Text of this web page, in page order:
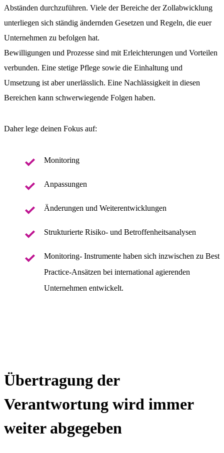
Abständen durchzuführen. Viele der Bereiche der Zollabwicklung
unterliegen sich ständig ändernden Gesetzen und Regeln, die euer
Unternehmen zu befolgen hat.
Bewilligungen und Prozesse sind mit Erleichterungen und Vorteilen
verbunden. Eine stetige Pflege sowie die Einhaltung und
Umsetzung ist aber unerlässlich. Eine Nachlässigkeit in diesen
Bereichen kann schwerwiegende Folgen haben.
Daher lege deinen Fokus auf:
Monitoring
Anpassungen
Änderungen und Weiterentwicklungen
Strukturierte Risiko- und Betroffenheitsanalysen
Monitoring- Instrumente haben sich inzwischen zu Best
Practice-Ansätzen bei international agierenden
Unternehmen entwickelt.
Übertragung der
Verantwortung wird immer
weiter abgegeben